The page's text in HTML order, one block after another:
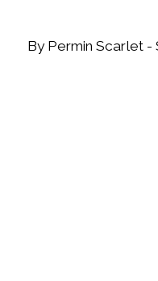
By Permin Scarlet -